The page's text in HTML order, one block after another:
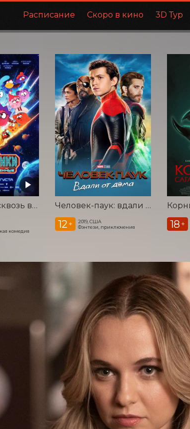
Расписание Скоро в кино 3D Тур
Смешарики сквозь вселенные
комедия
Человек-паук: вдали от дома
12 +
2019, США
Фэнтези, приключения
18 +